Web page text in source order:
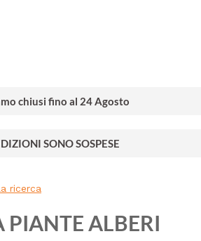
chiusi fino al 24 Agosto
SONO SOSPESE
ricerca
PIANTE ALBERI